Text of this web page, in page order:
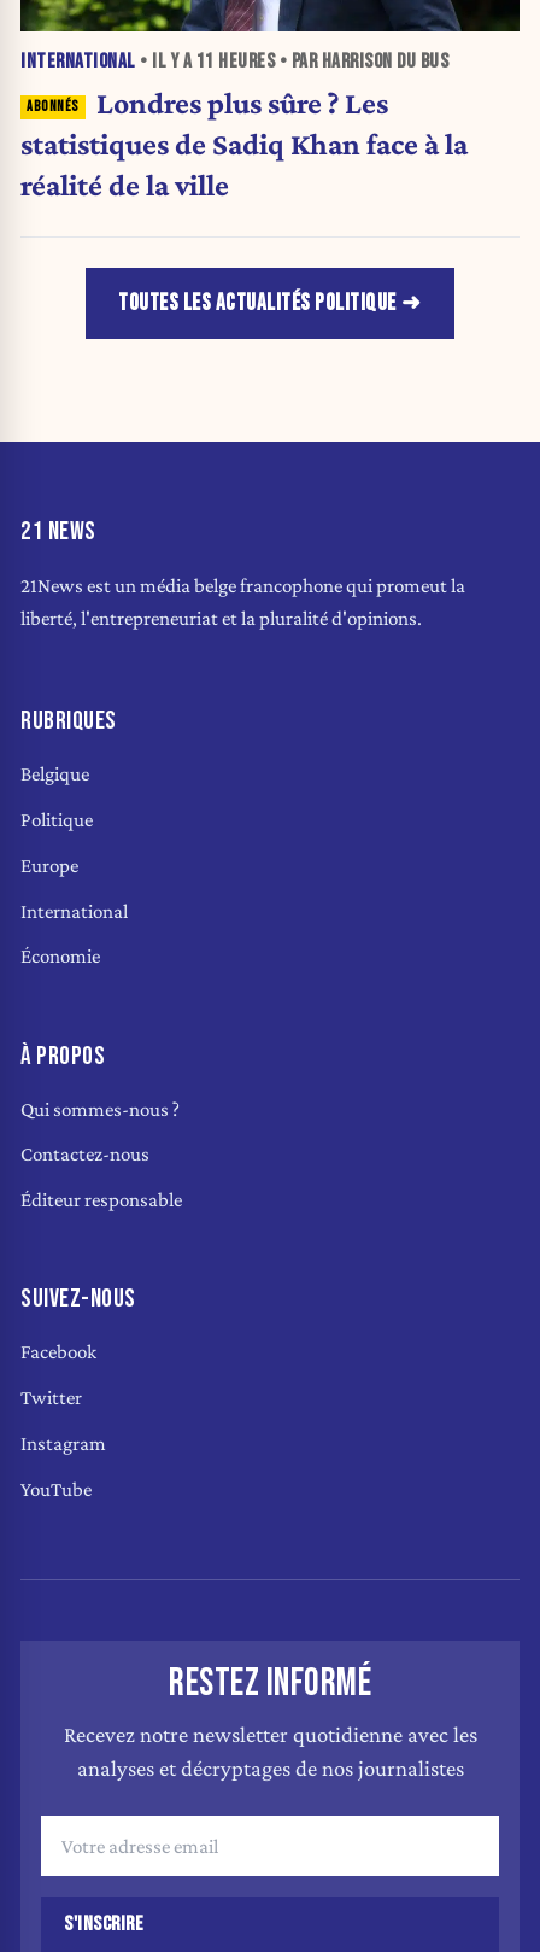
INTERNATIONAL • IL Y A 11 HEURES• PAR HARRISON DU BUS
Londres plus sûre ? Les
statistiques de Sadiq Khan face à la
réalité de la ville
TOUTES LES ACTUALITÉS POLITIQUE
21 NEWS
21News est un média belge francophone qui promeut la
liberté, l'entrepreneuriat et la pluralité d'opinions.
RUBRIQUES
Belgique
Politique
Europe
International
Économie
À PROPOS
Qui sommes-nous ?
Contactez-nous
Éditeur responsable
SUIVEZ-NOUS
Facebook
Twitter
Instagram
YouTube
RESTEZ INFORMÉ
Recevez notre newsletter quotidienne avec les
analyses et décryptages de nos journalistes
S'INSCRIRE